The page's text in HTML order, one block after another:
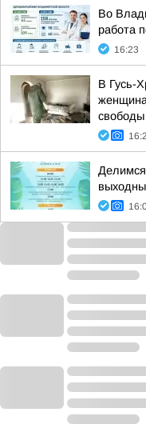
Во
работа
16:23
В Гусь-
свободы